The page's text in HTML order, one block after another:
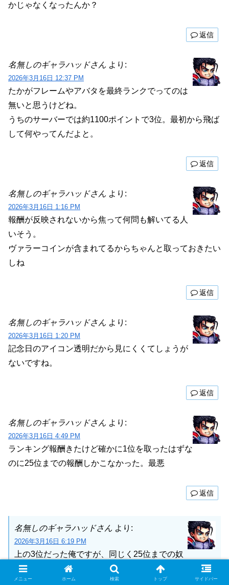
かじゃなくなったんか？
返信
名無しのギャラハッドさん より:
2026年3月16日 12:37 PM
たかがフレームやアバタを最終ランクでってのは
無いと思うけどね。
うちのサーバーでは約1100ポイントで3位。最初から飛ば
して何やってんだよと。
返信
名無しのギャラハッドさん より:
2026年3月16日 1:16 PM
報酬が反映されないから焦って何問も解いてる人
いそう。
ヴァラーコインが含まれてるからちゃんと取っておきたい
しね
返信
名無しのギャラハッドさん より:
2026年3月16日 1:20 PM
記念日のアイコン透明だから見にくくてしょうが
ないですね。
返信
名無しのギャラハッドさん より:
2026年3月16日 4:49 PM
ランキング報酬きたけど確かに1位を取ったはずな
のに25位までの報酬しかこなかった。最悪
返信
名無しのギャラハッドさん より:
2026年3月16日 6:19 PM
上の3位だった俺ですが、同じく25位までの奴
までしかクリア扱いになってなかった。
メニュー ホーム 検索 トップ サイドバー